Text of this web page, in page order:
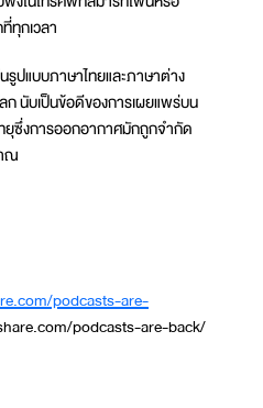
ทุกเวลา
ปแบบภาษาไทยและภาษาต่าง
นับเป็นข้อดีของการเผยแพร่บน
ยุซึ่งการออกอากาศมักถูกจำกัด
ณ
podcasts-are-
podcasts-are-back/